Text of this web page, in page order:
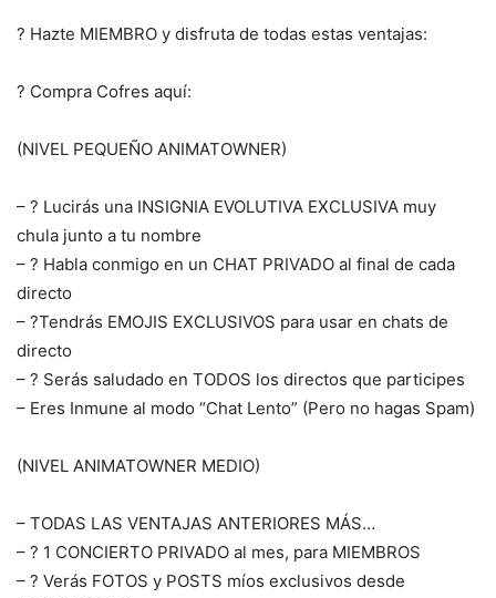
? Hazte MIEMBRO y disfruta de todas estas ventajas:
? Compra Cofres aquí:
(NIVEL PEQUEÑO ANIMATOWNER)
– ? Lucirás una INSIGNIA EVOLUTIVA EXCLUSIVA muy
chula junto a tu nombre
– ? Habla conmigo en un CHAT PRIVADO al final de cada
directo
– ?Tendrás EMOJIS EXCLUSIVOS para usar en chats de
directo
– ? Serás saludado en TODOS los directos que participes
– Eres Inmune al modo “Chat Lento” (Pero no hagas Spam)
(NIVEL ANIMATOWNER MEDIO)
– TODAS LAS VENTAJAS ANTERIORES MÁS…
– ? 1 CONCIERTO PRIVADO al mes, para MIEMBROS
– ? Verás FOTOS y POSTS míos exclusivos desde